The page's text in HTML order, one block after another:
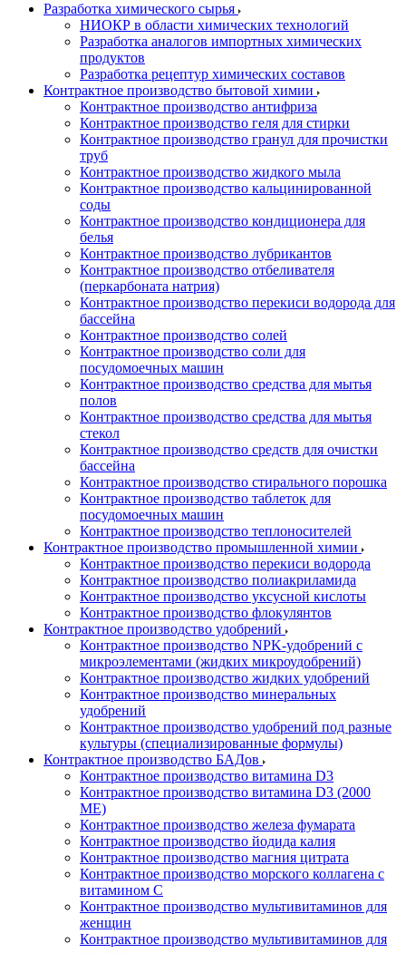
Разработка химического сырья
НИОКР в области химических технологий
Разработка аналогов импортных химических
продуктов
Разработка рецептур химических составов
Контрактное производство бытовой химии
Контрактное производство антифриза
Контрактное производство геля для стирки
Контрактное производство гранул для прочистки
труб
Контрактное производство жидкого мыла
Контрактное производство кальцинированной
соды
Контрактное производство кондиционера для
белья
Контрактное производство лубрикантов
Контрактное производство отбеливателя
(перкарбоната натрия)
Контрактное производство перекиси водорода для
бассейна
Контрактное производство солей
Контрактное производство соли для
посудомоечных машин
Контрактное производство средства для мытья
полов
Контрактное производство средства для мытья
стекол
Контрактное производство средств для очистки
бассейна
Контрактное производство стирального порошка
Контрактное производство таблеток для
посудомоечных машин
Контрактное производство теплоносителей
Контрактное производство промышленной химии
Контрактное производство перекиси водорода
Контрактное производство полиакриламида
Контрактное производство уксусной кислоты
Контрактное производство флокулянтов
Контрактное производство удобрений
Контрактное производство NPK-удобрений с
микроэлементами (жидких микроудобрений)
Контрактное производство жидких удобрений
Контрактное производство минеральных
удобрений
Контрактное производство удобрений под разные
культуры (специализированные формулы)
Контрактное производство БАДов
Контрактное производство витамина D3
Контрактное производство витамина D3 (2000
МЕ)
Контрактное производство железа фумарата
Контрактное производство йодида калия
Контрактное производство магния цитрата
Контрактное производство морского коллагена с
витамином С
Контрактное производство мультивитаминов для
женщин
Контрактное производство мультивитаминов для